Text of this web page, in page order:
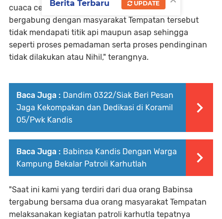
cuaca cerah namun demikian pihaknya yang
bergabung dengan masyarakat Tempatan tersebut
tidak mendapati titik api maupun asap sehingga
seperti proses pemadaman serta proses pendinginan
tidak dilakukan atau Nihil," terangnya.
Baca Juga : Dandim 0322/Siak Beri Pesan
Jaga Kekompakan dan Dedikasi di Koramil
05/Pwk Kandis
Baca Juga : Babinsa Kandis Dengan Warga
Kampung Bekalar Patroli Karhutlah
"Saat ini kami yang terdiri dari dua orang Babinsa
tergabung bersama dua orang masyarakat Tempatan
melaksanakan kegiatan patroli karhutla tepatnya
Berita Terbaru UPDATE